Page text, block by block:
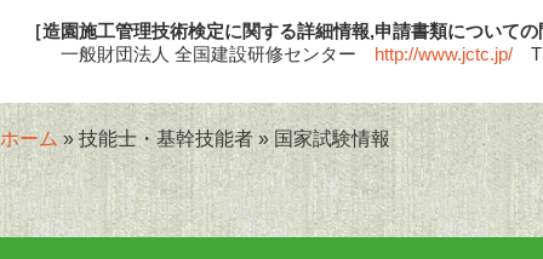
［造園施工管理技術検定に関する詳細情報,申請書類について
一般財団法人 全国建設研修センター http://www.jctc.jp/
ホーム » 技能士・基幹技能者 » 国家試験情報